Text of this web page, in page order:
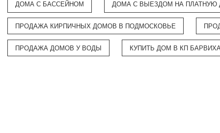
ДОМА С БАССЕЙНОМ ДОМА С ВЫЕЗДОМ НА ПЛАТНУЮ
ПРОДАЖА КИРПИЧНЫХ ДОМОВ В ПОДМОСКОВЬЕ
ПРОДАЖА ДОМОВ У ВОДЫ КУПИТЬ ДОМ В КП